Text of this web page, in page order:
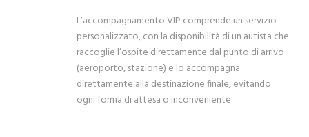
L’accompagnamento VIP comprende un servizio
personalizzato, con la disponibilità di un autista che
raccoglie l’ospite direttamente dal punto di arrivo
(aeroporto, stazione) e lo accompagna
direttamente alla destinazione finale, evitando
ogni forma di attesa o inconveniente.